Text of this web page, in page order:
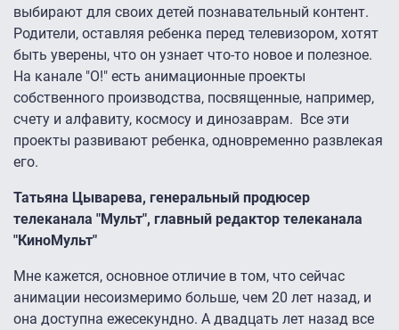
выбирают для своих детей познавательный контент.
Родители, оставляя ребенка перед телевизором, хотят
быть уверены, что он узнает что-то новое и полезное.
На канале "О!" есть анимационные проекты
собственного производства, посвященные, например,
счету и алфавиту, космосу и динозаврам. Все эти
проекты развивают ребенка, одновременно развлекая
его.
Татьяна Цыварева, генеральный продюсер
телеканала "Мульт", главный редактор телеканала
"КиноМульт"
Мне кажется, основное отличие в том, что сейчас
анимации несоизмеримо больше, чем 20 лет назад, и
она доступна ежесекундно. А двадцать лет назад все